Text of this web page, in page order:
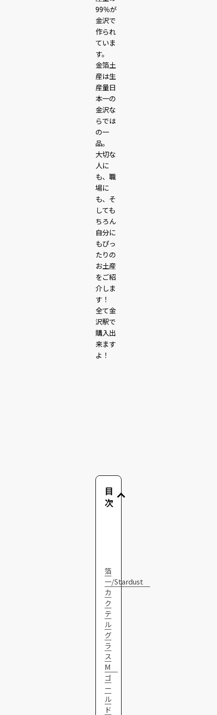
99％が
金沢で
作られ
ていま
す。
金箔土
産は生
産量日
本一の
金沢な
らでは
の一
品。
大切な
人に
も、職
場に
も、そ
しても
ちろん
自分に
もぴっ
たりの
お土産
をご紹
介しま
す！
全て金
沢駅で
購入出
来ます
よ！
目
次
箔
一/Stardust
カ
ク
テ
ル
グ
ラ
ス
M
ゴ
ー
ル
ド